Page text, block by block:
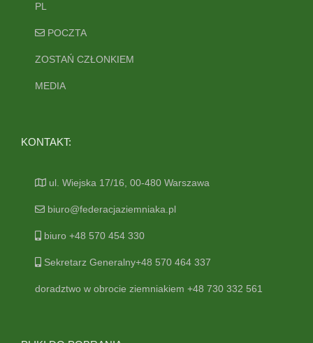
PL
POCZTA
ZOSTAŃ CZŁONKIEM
MEDIA
KONTAKT:
ul. Wiejska 17/16, 00-480 Warszawa
biuro@federacjaziemniaka.pl
biuro +48 570 454 330
Sekretarz Generalny+48 570 464 337
doradztwo w obrocie ziemniakiem +48 730 332 561